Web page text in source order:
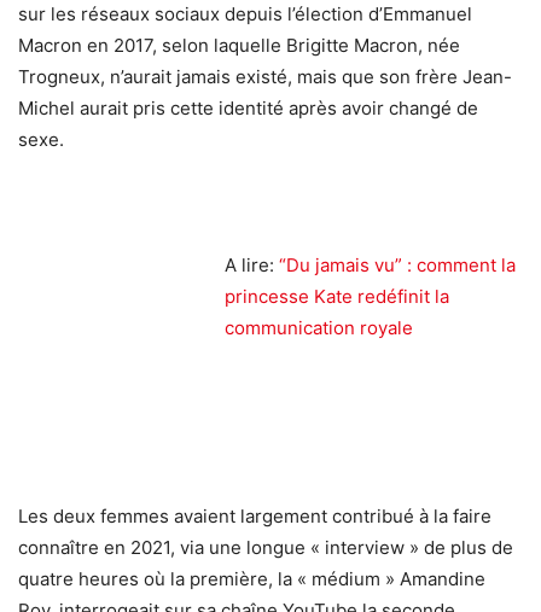
sur les réseaux sociaux depuis l’élection d’Emmanuel
Macron en 2017, selon laquelle Brigitte Macron, née
Trogneux, n’aurait jamais existé, mais que son frère Jean-
Michel aurait pris cette identité après avoir changé de
sexe.
A lire: “Du jamais vu” : comment la
princesse Kate redéfinit la
communication royale
Les deux femmes avaient largement contribué à la faire
connaître en 2021, via une longue « interview » de plus de
quatre heures où la première, la « médium » Amandine